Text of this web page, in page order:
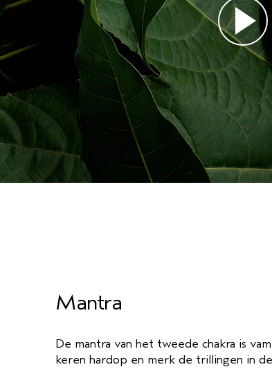
Mantra
De mantra van het tweede chakra is
keren hardop en merk de trillingen in